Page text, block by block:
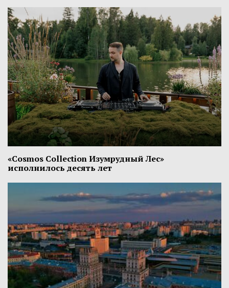
«Cosmos Collection Изумрудный Лес»
исполнилось десять лет